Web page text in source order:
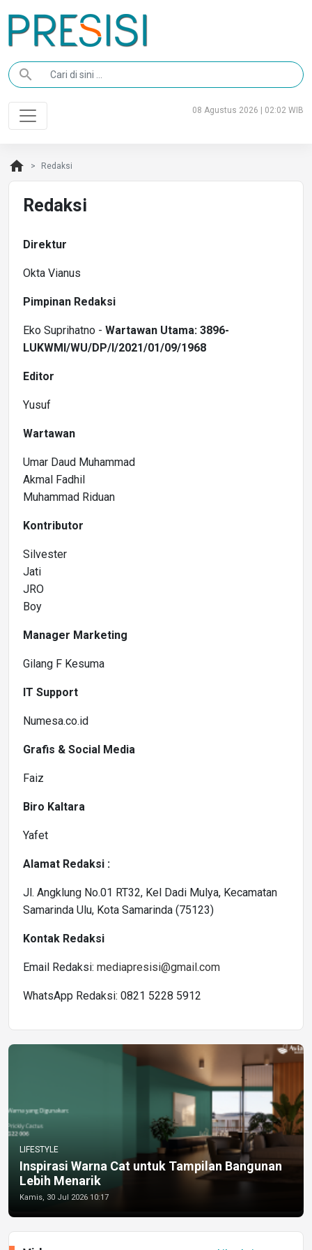
search
08 Agustus 2026 | 02:02 WIB
home Redaksi
Redaksi
Direktur
Okta Vianus
Pimpinan Redaksi
Eko Suprihatno - Wartawan Utama: 3896-
LUKWMI/WU/DP/I/2021/01/09/1968
Editor
Yusuf
Wartawan
Umar Daud Muhammad
Akmal Fadhil
Muhammad Riduan
Kontributor
Silvester
Jati
JRO
Boy
Manager Marketing
Gilang F Kesuma
IT Support
Numesa.co.id
Grafis & Social Media
Faiz
Biro Kaltara
Yafet
Alamat Redaksi :
Jl. Angklung No.01 RT32, Kel Dadi Mulya, Kecamatan
Samarinda Ulu, Kota Samarinda (75123)
Kontak Redaksi
Email Redaksi: mediapresisi@gmail.com
WhatsApp Redaksi: 0821 5228 5912
LIFESTYLE
Inspirasi Warna Cat untuk Tampilan Bangunan
Lebih Menarik
Kamis, 30 Jul 2026 10:17